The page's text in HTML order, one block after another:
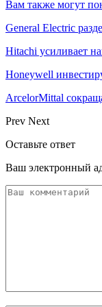
Вам также могут
General Electric
Hitachi усиливает
Honeywell
ArcelorMittal
Prev Next
Оставьте ответ
Ваш электронный